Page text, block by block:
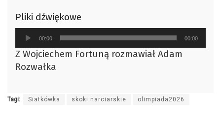
Pliki dźwiękowe
Odtwarzacz
plików
dźwiękowych
00:00 00:00
Z Wojciechem Fortuną rozmawiał Adam
Rozwałka
Tagi: Siatkówka skoki narciarskie olimpiada2026